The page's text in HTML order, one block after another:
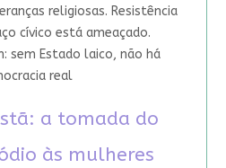
religiosas. Resistência
cívico está ameaçado.
sem Estado laico, não há
real
a tomada do
às mulheres